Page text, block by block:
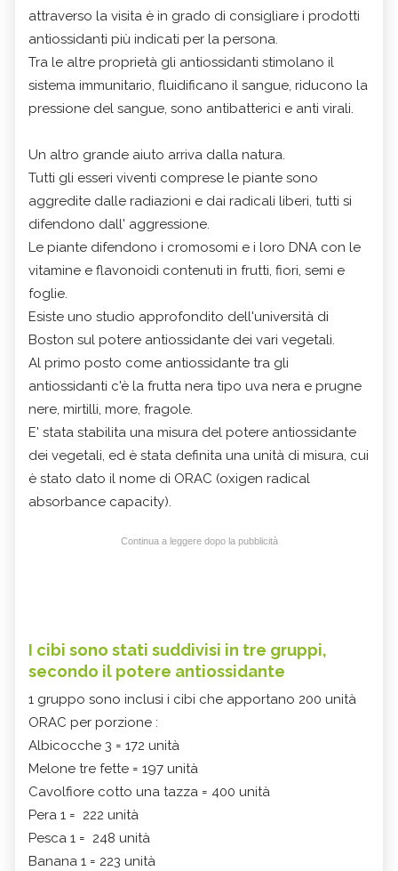
attraverso la visita è in grado di consigliare i prodotti
antiossidanti più indicati per la persona.
Tra le altre proprietà gli antiossidanti stimolano il
sistema immunitario, fluidificano il sangue, riducono la
pressione del sangue, sono antibatterici e anti virali.
Un altro grande aiuto arriva dalla natura.
Tutti gli esseri viventi comprese le piante sono
aggredite dalle radiazioni e dai radicali liberi, tutti si
difendono dall' aggressione.
Le piante difendono i cromosomi e i loro DNA con le
vitamine e flavonoidi contenuti in frutti, fiori, semi e
foglie.
Esiste uno studio approfondito dell'università di
Boston sul potere antiossidante dei vari vegetali.
Al primo posto come antiossidante tra gli
antiossidanti c'è la frutta nera tipo uva nera e prugne
nere, mirtilli, more, fragole.
E' stata stabilita una misura del potere antiossidante
dei vegetali, ed è stata definita una unità di misura, cui
è stato dato il nome di ORAC (oxigen radical
absorbance capacity).
Continua a leggere dopo la pubblicità
I cibi sono stati suddivisi in tre gruppi,
secondo il potere antiossidante
1 gruppo sono inclusi i cibi che apportano 200 unità
ORAC per porzione :
Albicocche 3 = 172 unità
Melone tre fette = 197 unità
Cavolfiore cotto una tazza = 400 unità
Pera 1 = 222 unità
Pesca 1 = 248 unità
Banana 1 = 223 unità